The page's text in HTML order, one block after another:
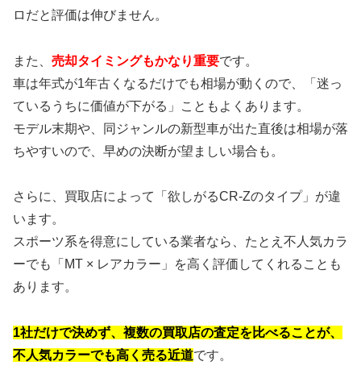
ロだと評価は伸びません。
また、 売却タイミングもかなり重要です。
車は年式が1年古くなるだけでも相場が動くので、「迷っ
ているうちに価値が下がる」こともよくあります。
モデル末期や、同ジャンルの新型車が出た直後は相場が落
ちやすいので、早めの決断が望ましい場合も。
さらに、買取店によって「欲しがるCR-Zのタイプ」が違
います。
スポーツ系を得意にしている業者なら、たとえ不人気カラ
ーでも「MT × レアカラー」を高く評価してくれることも
あります。
1社だけで決めず、複数の買取店の査定を比べることが、
不人気カラーでも高く売る近道です。